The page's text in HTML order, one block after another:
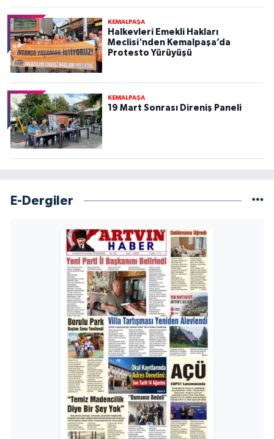
KEMALPAŞA
Halkevleri Emekli Hakları
Meclisi'nden Kemalpaşa’da
Protesto Yürüyüşü
KEMALPAŞA
19 Mart Sonrası Direniş Paneli
E-Dergiler